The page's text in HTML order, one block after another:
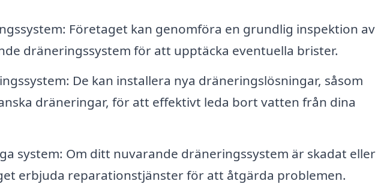
Företaget kan genomföra en grundlig inspektion av
dräneringssystem för att upptäcka eventuella brister.
De kan installera nya dräneringslösningar, såsom
dräneringar, för att effektivt leda bort vatten från dina
system: Om ditt nuvarande dräneringssystem är skadat eller
erbjuda reparationstjänster för att åtgärda problemen.